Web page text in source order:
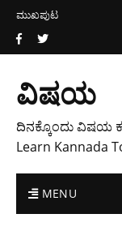
ಮುಖಪುಟ
ವಿಷಯ
ದಿನಕ್ಕೊಂದು ವಿಷಯ
Learn Kannada
MENU